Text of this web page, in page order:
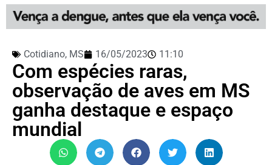
Cotidiano, MS 16/05/2023 11:10
Com espécies raras,
observação de aves em MS
ganha destaque e espaço
mundial